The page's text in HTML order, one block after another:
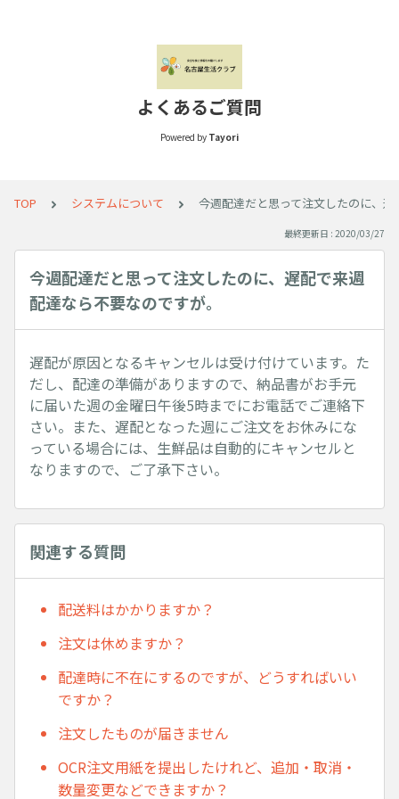
よくあるご質問
Powered by Tayori
TOP システムについて 今週配達だと思って注文したのに、
最終更新日 : 2020/03/27
今週配達だと思って注文したのに、遅配で来週
配達なら不要なのですが。
遅配が原因となるキャンセルは受け付けています。た
だし、配達の準備がありますので、納品書がお手元
に届いた週の金曜日午後5時までにお電話でご連絡下
さい。また、遅配となった週にご注文をお休みにな
っている場合には、生鮮品は自動的にキャンセルと
なりますので、ご了承下さい。
関連する質問
配送料はかかりますか？
注文は休めますか？
配達時に不在にするのですが、どうすればいい
ですか？
注文したものが届きません
OCR注文用紙を提出したけれど、追加・取消・
数量変更などできますか？